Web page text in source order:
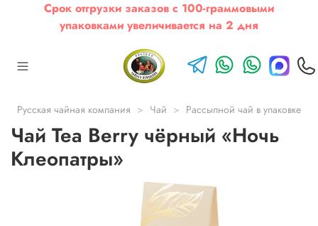
Срок отгрузки заказов с 100-граммовыми
упаковками увеличивается на 2 дня
Русская чайная компания Чай Рассыпной чай в упаковке
Чай Tea Berry чёрный «Ночь
Клеопатры»